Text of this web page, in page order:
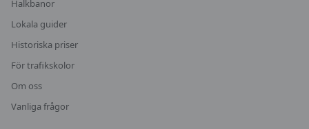
Halkbanor
Lokala guider
Historiska priser
För trafikskolor
Om oss
Vanliga frågor